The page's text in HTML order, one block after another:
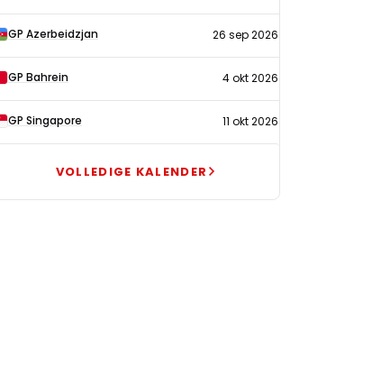
GP Azerbeidzjan 26 sep 2026
GP Bahrein 4 okt 2026
GP Singapore 11 okt 2026
VOLLEDIGE KALENDER